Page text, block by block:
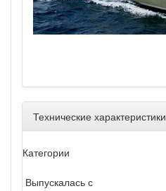
Технические характеристики
Категории
Выпускалась с